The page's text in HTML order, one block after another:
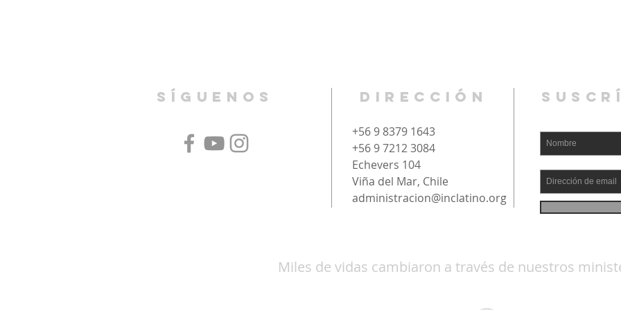
SíGUENOS DIRECCIÓN
+56 9 8379 1643
+56 9 7212 3084
Echevers 104
Viña del Mar, Chile
administracion@inclatino.org
Miles de vidas cambiaron a través de nuestros